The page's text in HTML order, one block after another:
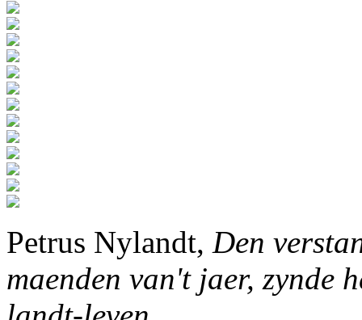
Petrus Nylandt, Den
maenden van't jaer, zynde